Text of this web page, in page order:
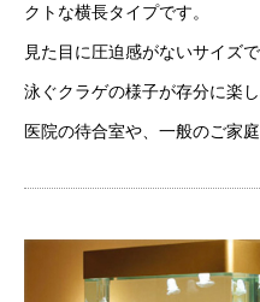
クトな横長タイプです。
見た目に圧迫感がないサイズ
泳ぐクラゲの様子が存分に楽し
医院の待合室や、一般のご家